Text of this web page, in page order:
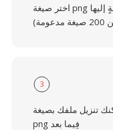
اختر صيغة png أو أية صيغة أخرى أنت بحاجةٍ إليها
3
تنزيل ملفك بصيغة
png فِيما بعد